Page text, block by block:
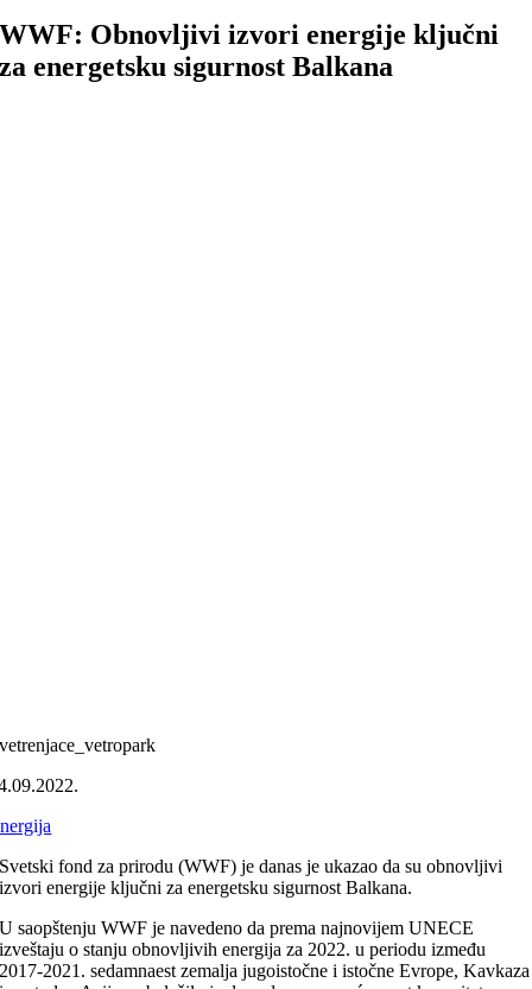
WWF: Obnovljivi izvori energije ključni
za energetsku sigurnost Balkana
vetrenjace_vetropark
Svetski fond za prirodu (WWF) je danas je ukazao da su obnovljivi
izvori energije ključni za energetsku sigurnost Balkana.
U saopštenju WWF je navedeno da prema najnovijem UNECE
izveštaju o stanju obnovljivih energija za 2022. u periodu između
2017-2021. sedamnaest zemalja jugoistočne i istočne Evrope, Kavkaza